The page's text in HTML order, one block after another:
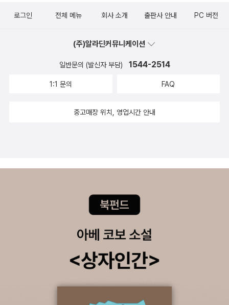
는 민지에게 일기 잘 쓰는 비법을 들을 수 있을까 싶어서 말을 건
그 시간이 기다려진다는 민지의 말에 그런 일기장이 어디있냐며
황당해하는 나에게 피자를 먹으러 가자고 한다. 그리고 피자집을
고. 일요일 아침, 민지는 나에게 일기장을 내민다. 원하는 걸 밤
져 놓고 게임을 시작하지만 뒤에서 누군가 쳐다보는 느낌이 들고.
를 써야 한다는 부담감이 뒷덜미를 서늘하게 했는데.. 짧게 쓰긴
했지만 처음엔 습관이 중요하다는 메모를 해놓은 선생님. 모처럼
선생님한테 칭찬을 듣자 일기를 쓰고 자야겠단 생각에 아무렇게
며 써내려간 일기. 다음날 학교 끝난 후 집안에 들어서자 일기속
아빠가 자신 몰래 일기장을 보고 원하는 걸 들어주는 구나 생각했
로그인 전체 메뉴 회사 소개 출판사 안내 PC 버전
(주)알라딘커뮤니케이션
일반문의 (발신자 부담) 1544-2514
1:1 문의 FAQ
중고매장 위치, 영업시간 안내